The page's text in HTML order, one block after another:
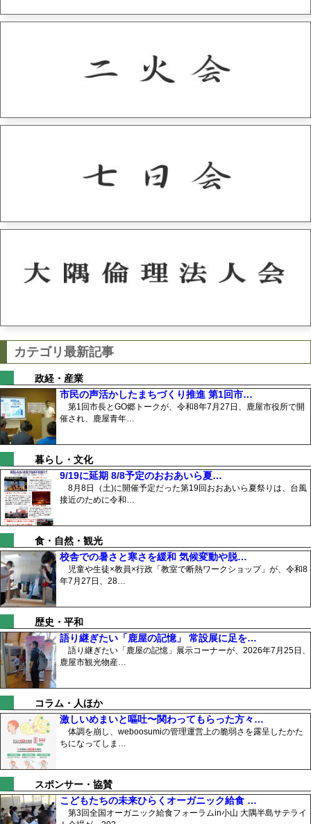
カテゴリ最新記事
政経・産業
市民の声活かしたまちづくり推進 第1回市…
第1回市長とGO郷トークが、令和8年7月27日、鹿屋市役所で開
催され、鹿屋青年…
暮らし・文化
9/19に延期 8/8予定のおおあいら夏…
8月8日（土)に開催予定だった第19回おおあいら夏祭りは、台風
接近のために令和…
食・自然・観光
校舎での暑さと寒さを緩和 気候変動や脱…
児童や生徒×教員×行政「教室で断熱ワークショップ」が、令和8
年7月27日、28…
歴史・平和
語り継ぎたい「鹿屋の記憶」 常設展に足を…
語り継ぎたい「鹿屋の記憶」展示コーナーが、2026年7月25日、
鹿屋市観光物産…
コラム・人ほか
激しいめまいと嘔吐〜関わってもらった方々…
体調を崩し、weboosumiの管理運営上の脆弱さを露呈したかた
ちになってしま…
スポンサー・協賛
こどもたちの未来ひらくオーガニック給食 …
第3回全国オーガニック給食フォーラムin小山 大隅半島サテライ